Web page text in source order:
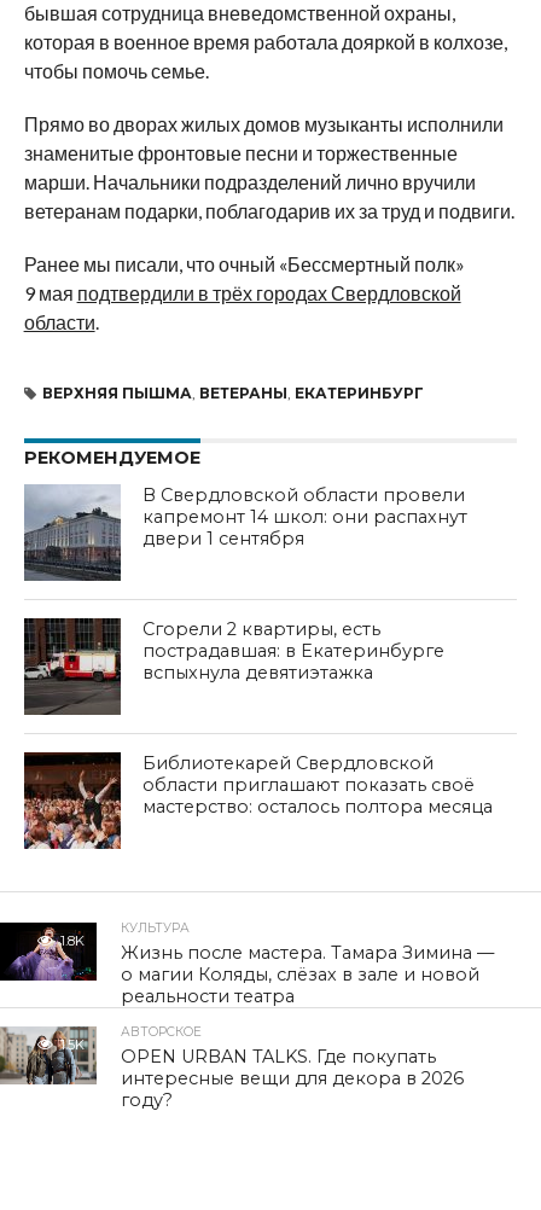
бывшая сотрудница вневедомственной охраны,
которая в военное время работала дояркой в колхозе,
чтобы помочь семье.
Прямо во дворах жилых домов музыканты исполнили
знаменитые фронтовые песни и торжественные
марши. Начальники подразделений лично вручили
ветеранам подарки, поблагодарив их за труд и подвиги.
Ранее мы писали, что очный «Бессмертный полк»
9 мая подтвердили в трёх городах Свердловской
области.
ВЕРХНЯЯ ПЫШМА, ВЕТЕРАНЫ, ЕКАТЕРИНБУРГ
РЕКОМЕНДУЕМОЕ
В Свердловской области провели
капремонт 14 школ: они распахнут
двери 1 сентября
Сгорели 2 квартиры, есть
пострадавшая: в Екатеринбурге
вспыхнула девятиэтажка
Библиотекарей Свердловской
области приглашают показать своё
мастерство: осталось полтора месяца
1.8K
КУЛЬТУРА
Жизнь после мастера. Тамара Зимина —
о магии Коляды, слёзах в зале и новой
реальности театра
1.5K
АВТОРСКОЕ
OPEN URBAN TALKS. Где покупать
интересные вещи для декора в 2026
году?